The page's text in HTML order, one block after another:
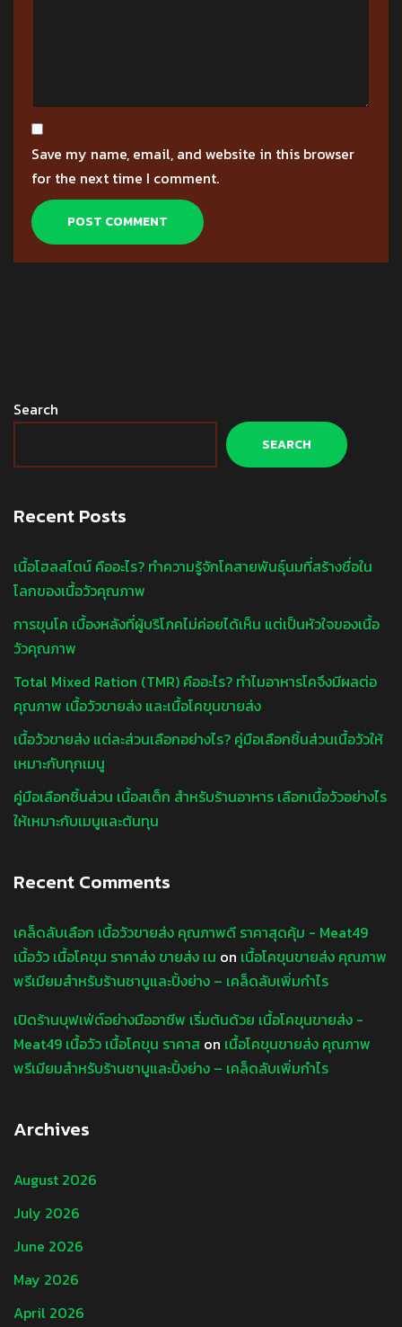
Save my name, email, and website in this browser
for the next time I comment.
Search
SEARCH
Recent Posts
เนื้อโฮลสไตน์ คืออะไร? ทำความรู้จักโคสายพันธุ์นมที่สร้างชื่อใน
โลกของเนื้อวัวคุณภาพ
การขุนโค เบื้องหลังที่ผู้บริโภคไม่ค่อยได้เห็น แต่เป็นหัวใจของเนื้อ
วัวคุณภาพ
Total Mixed Ration (TMR) คืออะไร? ทำไมอาหารโคจึงมีผลต่อ
คุณภาพ เนื้อวัวขายส่ง และเนื้อโคขุนขายส่ง
เนื้อวัวขายส่ง แต่ละส่วนเลือกอย่างไร? คู่มือเลือกชิ้นส่วนเนื้อวัวให้
เหมาะกับทุกเมนู
คู่มือเลือกชิ้นส่วน เนื้อสเต็ก สำหรับร้านอาหาร เลือกเนื้อวัวอย่างไร
ให้เหมาะกับเมนูและต้นทุน
Recent Comments
เคล็ดลับเลือก เนื้อวัวขายส่ง คุณภาพดี ราคาสุดคุ้ม - Meat49
เนื้อวัว เนื้อโคขุน ราคาส่ง ขายส่ง เน on เนื้อโคขุนขายส่ง คุณภาพ
พรีเมียมสำหรับร้านชาบูและปิ้งย่าง – เคล็ดลับเพิ่มกำไร
เปิดร้านบุฟเฟ่ต์อย่างมืออาชีพ เริ่มต้นด้วย เนื้อโคขุนขายส่ง -
Meat49 เนื้อวัว เนื้อโคขุน ราคาส on เนื้อโคขุนขายส่ง คุณภาพ
พรีเมียมสำหรับร้านชาบูและปิ้งย่าง – เคล็ดลับเพิ่มกำไร
Archives
August 2026
July 2026
June 2026
May 2026
April 2026